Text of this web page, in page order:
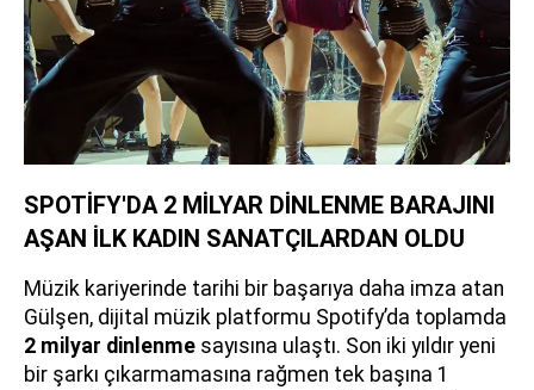
SPOTİFY'DA 2 MİLYAR DİNLENME BARAJINI
AŞAN İLK KADIN SANATÇILARDAN OLDU
Müzik kariyerinde tarihi bir başarıya daha imza atan
Gülşen, dijital müzik platformu Spotify’da toplamda
2 milyar dinlenme sayısına ulaştı. Son iki yıldır yeni
bir şarkı çıkarmamasına rağmen tek başına 1